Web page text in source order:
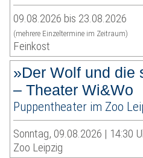
09.08.2026 bis 23.08.2026
(mehrere Einzeltermine im Zeitraum)
Feinkost
»Der Wolf und die
– Theater Wi&Wo
Puppentheater im Zoo
Sonntag, 09.08.2026 | 14:30
Zoo Leipzig